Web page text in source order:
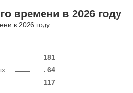
времени в 2026 году
в 2026 году
181
117
64